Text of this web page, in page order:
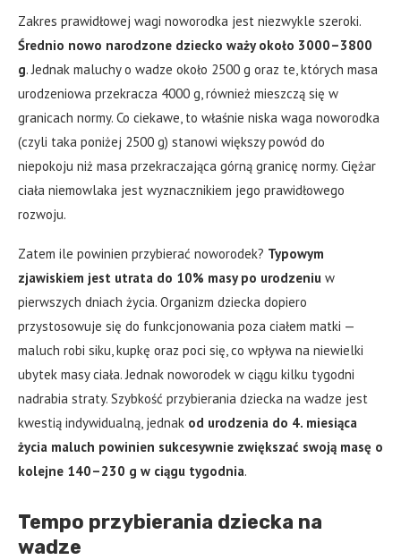
Zakres prawidłowej wagi noworodka jest niezwykle szeroki.
Średnio nowo narodzone dziecko waży około 3000–3800
g. Jednak maluchy o wadze około 2500 g oraz te, których masa
urodzeniowa przekracza 4000 g, również mieszczą się w
granicach normy. Co ciekawe, to właśnie niska waga noworodka
(czyli taka poniżej 2500 g) stanowi większy powód do
niepokoju niż masa przekraczająca górną granicę normy. Ciężar
ciała niemowlaka jest wyznacznikiem jego prawidłowego
rozwoju.
Zatem ile powinien przybierać noworodek? Typowym
zjawiskiem jest utrata do 10% masy po urodzeniu w
pierwszych dniach życia. Organizm dziecka dopiero
przystosowuje się do funkcjonowania poza ciałem matki —
maluch robi siku, kupkę oraz poci się, co wpływa na niewielki
ubytek masy ciała. Jednak noworodek w ciągu kilku tygodni
nadrabia straty. Szybkość przybierania dziecka na wadze jest
kwestią indywidualną, jednak od urodzenia do 4. miesiąca
życia maluch powinien sukcesywnie zwiększać swoją masę o
kolejne 140–230 g w ciągu tygodnia.
Tempo przybierania dziecka na
wadze